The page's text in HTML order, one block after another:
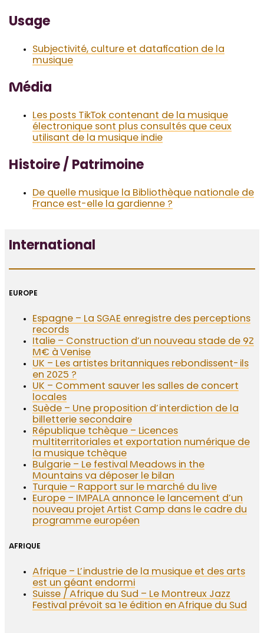
Usage
Subjectivité, culture et datafication de la
musique
Média
Les posts TikTok contenant de la musique
électronique sont plus consultés que ceux
utilisant de la musique indie
Histoire / Patrimoine
De quelle musique la Bibliothèque nationale de
France est-elle la gardienne ?
International
EUROPE
Espagne – La SGAE enregistre des perceptions
records
Italie – Construction d’un nouveau stade de 92
M€ à Venise
UK – Les artistes britanniques rebondissent-ils
en 2025 ?
UK – Comment sauver les salles de concert
locales
Suède – Une proposition d’interdiction de la
billetterie secondaire
République tchèque – Licences
multiterritoriales et exportation numérique de
la musique tchèque
Bulgarie – Le festival Meadows in the
Mountains va déposer le bilan
Turquie – Rapport sur le marché du live
Europe – IMPALA annonce le lancement d’un
nouveau projet Artist Camp dans le cadre du
programme européen
AFRIQUE
Afrique – L’industrie de la musique et des arts
est un géant endormi
Suisse / Afrique du Sud – Le Montreux Jazz
Festival prévoit sa 1e édition en Afrique du Sud